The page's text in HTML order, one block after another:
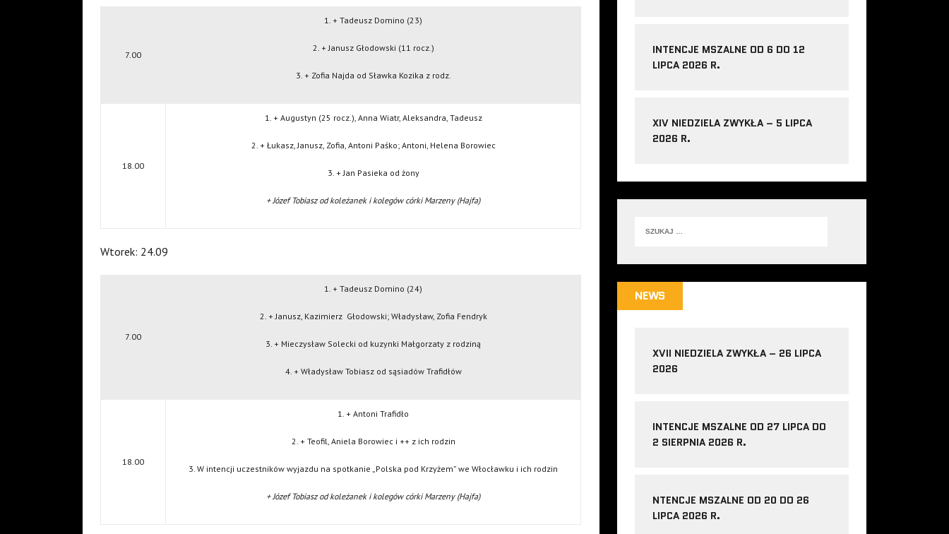
7.00
1. + Tadeusz Domino (23)
2. + Janusz Głodowski (11 rocz.)
3. + Zofia Najda od Sławka Kozika z rodz.
18.00
1. + Augustyn (25 rocz.), Anna Wiatr, Aleksandra, Tadeusz
2. + Łukasz, Janusz, Zofia, Antoni Paśko; Antoni, Helena Borowiec
3. + Jan Pasieka od żony
+ Józef Tobiasz od koleżanek i kolegów córki Marzeny (Hajfa)
Wtorek: 24.09
7.00
1. + Tadeusz Domino (24)
2. + Janusz, Kazimierz Głodowski; Władysław, Zofia Fendryk
3. + Mieczysław Solecki od kuzynki Małgorzaty z rodziną
4. + Władysław Tobiasz od sąsiadów Trafidłów
18.00
1. + Antoni Trafidło
2. + Teofil, Aniela Borowiec i ++ z ich rodzin
3. W intencji uczestników wyjazdu na spotkanie „Polska pod Krzyżem” we Włocławku i ich rodzin
+ Józef Tobiasz od koleżanek i kolegów córki Marzeny (Hajfa)
INTENCJE MSZALNE OD 6 DO 12
LIPCA 2026 R.
XIV NIEDZIELA ZWYKŁA – 5 LIPCA
2026 R.
NEWS
XVII NIEDZIELA ZWYKŁA – 26 LIPCA
2026
INTENCJE MSZALNE OD 27 LIPCA DO
2 SIERPNIA 2026 R.
NTENCJE MSZALNE OD 20 DO 26
LIPCA 2026 R.